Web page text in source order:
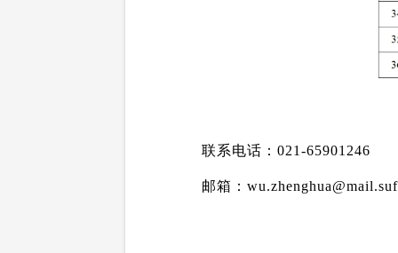
联系电话： 021-65901246
邮箱：